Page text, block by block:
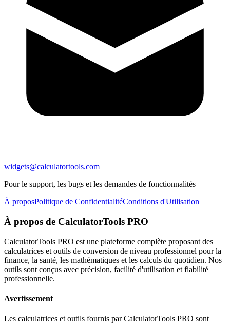
widgets@calculatortools.com
Pour le support, les bugs et les demandes de fonctionnalités
À proposPolitique de ConfidentialitéConditions d'Utilisation
À propos de CalculatorTools PRO
CalculatorTools PRO est une plateforme complète proposant des
calculatrices et outils de conversion de niveau professionnel pour la
finance, la santé, les mathématiques et les calculs du quotidien. Nos
outils sont conçus avec précision, facilité d'utilisation et fiabilité
professionnelle.
Avertissement
Les calculatrices et outils fournis par CalculatorTools PRO sont